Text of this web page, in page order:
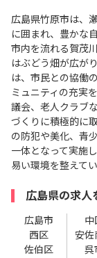
広島県竹原市は、
に囲まれ、豊かな
市内を流れる賀茂
はぶどう畑が広が
は、市民との協働
ミュニティの充実
議会、老人クラブ
づくりに積極的に
の防犯や美化、青
一体となって実施
易い環境を整えて
広島県の求人
広島市 中
西区
安佐
佐伯区
呉